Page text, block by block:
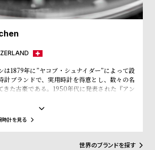
は1879年に”ヤコブ・シュナイダー”によって設
計ブランドで、実用時計を得意とし、数々の名
きた古豪である。1950年代に発表された『アン
環境下の使用にも耐えうる信頼の高い腕時計と
固たるものとした。その後、1963年には200M
を備えたクロノグラフ『クロノマスター』を発
を続けるかと思われたが、1970年代のクオーツ
け、1980年代に1度はその歩みを止めることと
計を見る
世界のブランドを探す